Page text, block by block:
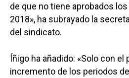
de que no tiene aprobados
2018», ha subrayado la
del sindicato.
Íñigo ha añadido: «Solo con el
incremento de los periodos